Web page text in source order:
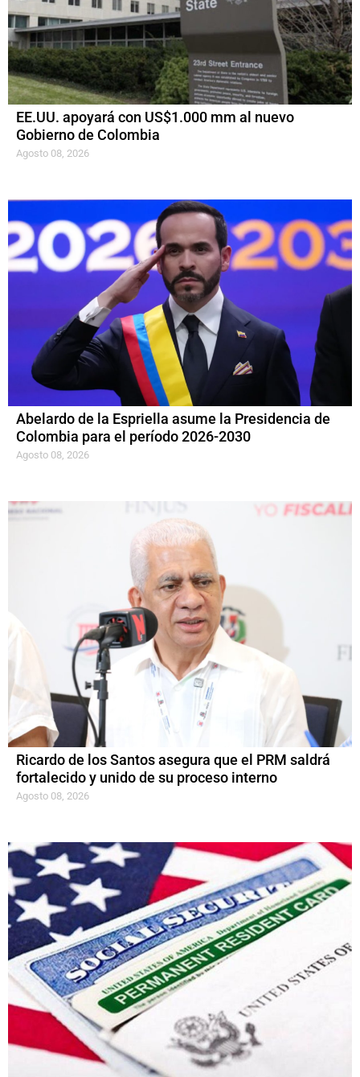
EE.UU. apoyará con US$1.000 mm al nuevo
Gobierno de Colombia
Agosto 08, 2026
Abelardo de la Espriella asume la Presidencia de
Colombia para el período 2026-2030
Agosto 08, 2026
Ricardo de los Santos asegura que el PRM saldrá
fortalecido y unido de su proceso interno
Agosto 08, 2026